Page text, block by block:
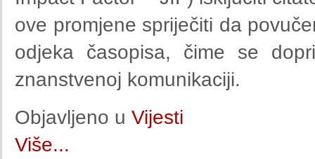
ove promjene spriječiti da
odjeka časopisa, čime se
znanstvenoj komunikaciji.
Objavljeno u Vijesti
Više...